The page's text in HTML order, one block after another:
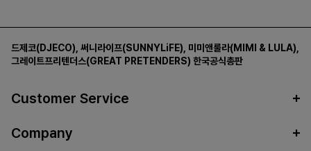
드제코(DJECO) 써니라이프(SUNNYLiFE) 미미앤룰라(MIMI & LULA)
그레이트프리텐더스(GREAT PRETENDERS) 한국공식총판
Customer Service
Company